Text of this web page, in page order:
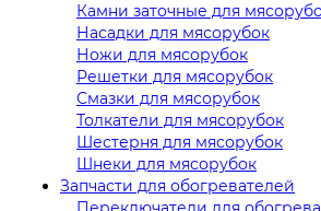
Камни заточные для
Насадки для мясорубок
Ножи для мясорубок
Решетки для мясорубок
Смазки для мясорубок
Толкатели для мясорубок
Шестерня для мясорубок
Шнеки для мясорубок
Запчасти для обогревателей